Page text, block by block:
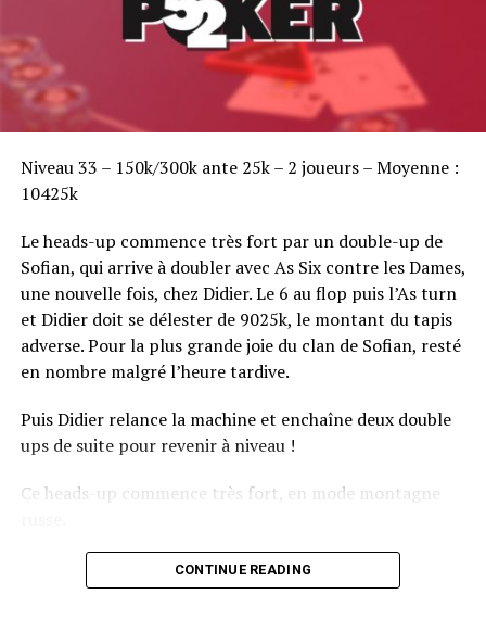
Niveau 33 – 150k/300k ante 25k – 2 joueurs – Moyenne :
10425k
Le heads-up commence très fort par un double-up de
Sofian, qui arrive à doubler avec As Six contre les Dames,
une nouvelle fois, chez Didier. Le 6 au flop puis l’As turn
et Didier doit se délester de 9025k, le montant du tapis
adverse. Pour la plus grande joie du clan de Sofian, resté
en nombre malgré l’heure tardive.
Puis Didier relance la machine et enchaîne deux double
ups de suite pour revenir à niveau !
Ce heads-up commence très fort, en mode montagne
Le champagne va réchauffer si les deux finalistes ne se décident pas !
CONTINUE READING